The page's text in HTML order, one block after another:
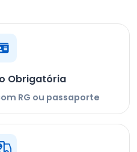
Obrigatória
RG ou passaporte